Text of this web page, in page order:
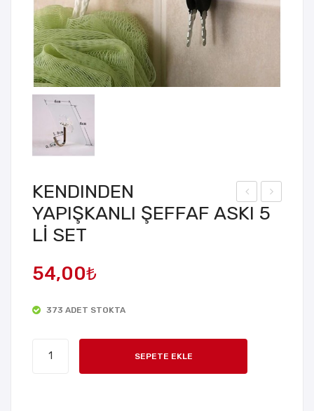
asır
ini
KENDINDEN
YAPIŞKANLI ŞEFFAF ASKI 5
Lİ SET
54,00₺
373 ADET STOKTA
SEPETE EKLE